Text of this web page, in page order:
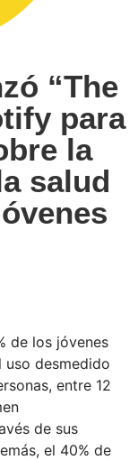
“The
para
la
salud
de los jóvenes
desmedido
entre 12
de sus
el 40% de